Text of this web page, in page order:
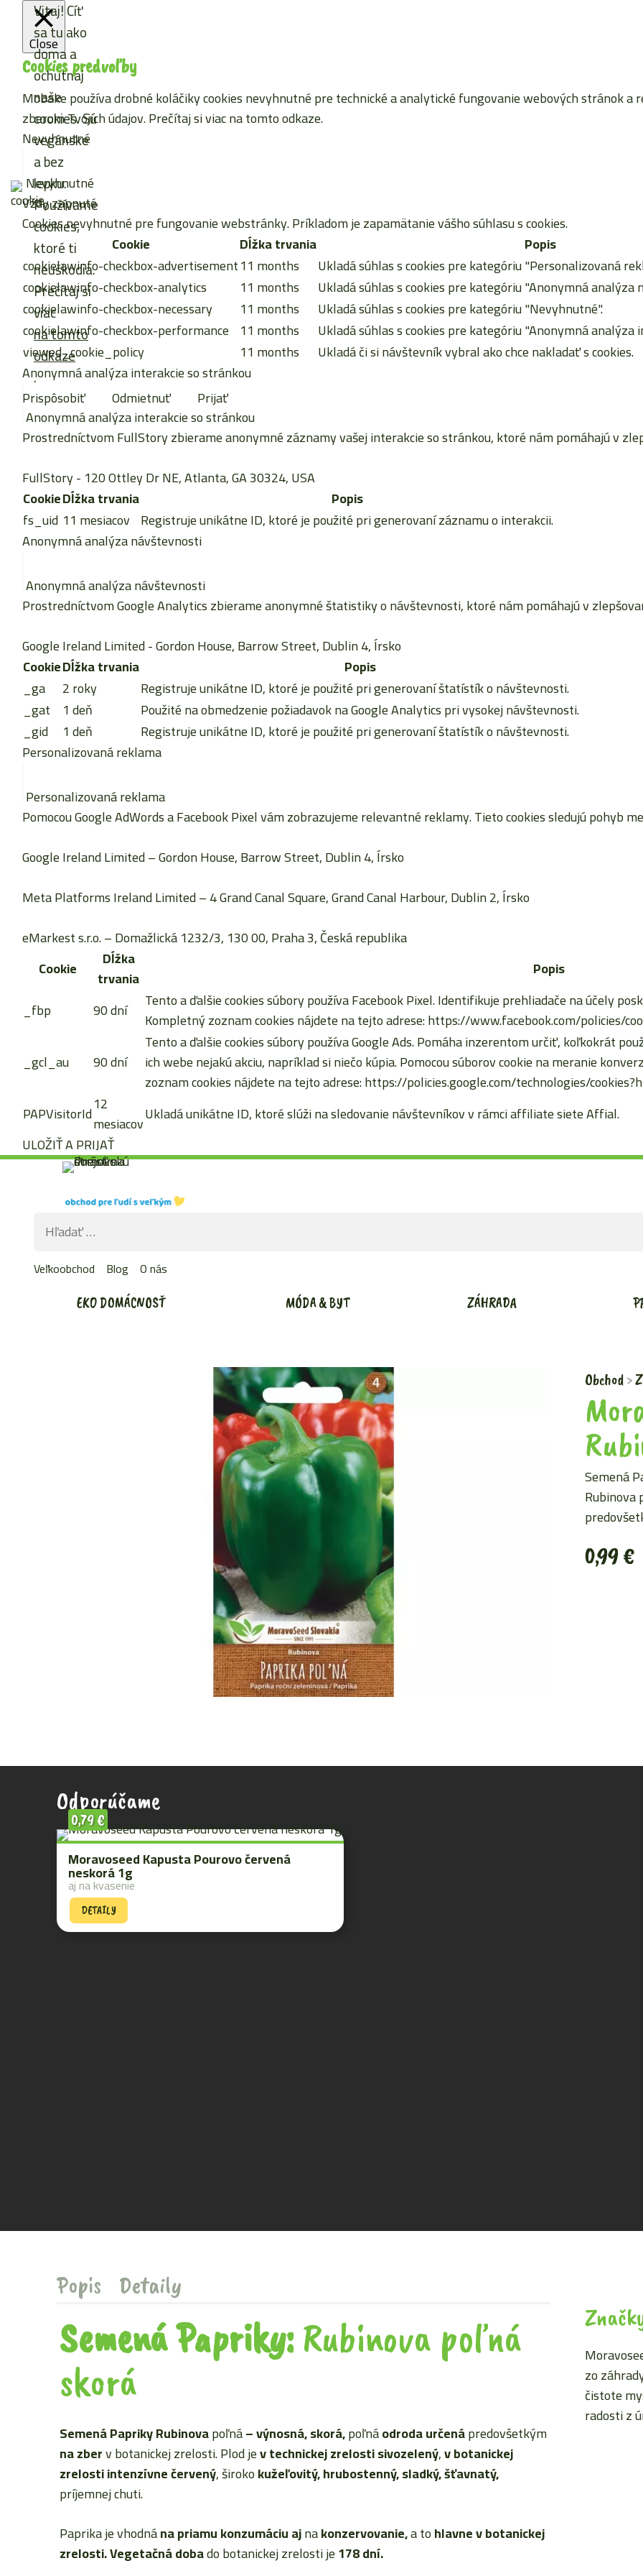
Preskočiť
EKO DOMÁCNOSŤ MÓDA & BYT ZÁHRADA
Veľkoobchod Blog O nás
Hľadať:
Obchod
Semená
Rubinova
0,99€
Popis Detaily
Semená Papriky:Rubinova poľná
skorá
Semená Papriky Rubinovapoľná–výnosná, skorá,poľnáodroda určenápredovšetkým
na zberv botanickej zrelosti. Plod jev technickej zrelosti sivozelený,v botanickej
zrelosti intenzívne červený, širokokužeľovitý, hrubostenný, sladký, šťavnatý,
príjemnej chuti.
Paprika je vhodnána priamu konzumáciu ajnakonzervovanie,a tohlavnev botanickej
zrelosti. Vegetačná dobado botanickej zrelosti je178 dní.
zo
čistote
radosti z
Odporúčame
Moravoseed Kapusta Pourovo červená
neskorá 1g
0,79€
aj na kvasenie
DETAILY
Vitaj! Cíť
sa tu ako
doma a
ochutnaj
naše
cookies. Sú
vegánske
a bez
lepku.
Používame
cookies,
ktoré ti
neuškodia.
Prečítaj si
viac
na tomto
odkaze
.
Prispôsobiť Odmietnuť Prijať
Close
Cookies predvoľby
Mobake používa drobné koláčiky cookies nevyhnutné pre technické a analytické fungovanie webových stránok
zberom Tvojich údajov. Prečítaj si viacna tomto odkaze.
Nevyhnutné
Nevyhnutné
Vždy zapnuté
Cookies nevyhnutné pre fungovanie webstránky. Príkladom je zapamätanie vášho súhlasu s cookies.
Cookie
Dĺžka trvania
Popis
cookielawinfo-checkbox-advertisement11 months
Ukladá súhlas s cookies pre kategóriu "Personalizovaná
cookielawinfo-checkbox-analytics
11 months
Ukladá súhlas s cookies pre kategóriu "Anonymná analýza
cookielawinfo-checkbox-necessary
11 months
Ukladá súhlas s cookies pre kategóriu "Nevyhnutné".
cookielawinfo-checkbox-performance 11 months
Ukladá súhlas s cookies pre kategóriu "Anonymná analýza
viewed_cookie_policy
11 months
Ukladá či si návštevník vybral ako chce nakladať s cookies.
Anonymná analýza interakcie so stránkou
Anonymná analýza interakcie so stránkou
Prostredníctvom FullStory zbierame anonymné záznamy vašej interakcie so stránkou, ktoré nám pomáhajú v
FullStory- 120 Ottley Dr NE, Atlanta, GA 30324, USA
CookieDĺžka trvania
Popis
fs_uid 11 mesiacov Registruje unikátne ID, ktoré je použité pri generovaní záznamu o interakcii.
Anonymná analýza návštevnosti
Anonymná analýza návštevnosti
Prostredníctvom Google Analytics zbierame anonymné štatistiky o návštevnosti, ktoré nám pomáhajú v
Google Ireland Limited- Gordon House, Barrow Street, Dublin 4, Írsko
CookieDĺžka trvania
Popis
_ga
2 roky
Registruje unikátne ID, ktoré je použité pri generovaní štatístík o návštevnosti.
_gat
1 deň
Použité na obmedzenie požiadavok na Google Analytics pri vysokej návštevnosti.
_gid
1 deň
Registruje unikátne ID, ktoré je použité pri generovaní štatístík o návštevnosti.
Personalizovaná reklama
Personalizovaná reklama
Pomocou Google AdWords a Facebook Pixel vám zobrazujeme relevantné reklamy. Tieto cookies sledujú pohyb
Google Ireland Limited– Gordon House, Barrow Street, Dublin 4, Írsko
Meta Platforms Ireland Limited– 4 Grand Canal Square, Grand Canal Harbour, Dublin 2, Írsko
eMarkest s.r.o.– Domažlická 1232/3, 130 00, Praha 3, Česká republika
Cookie
Dĺžka
trvania
Popis
_fbp
90 dní
Tento a ďalšie cookies súbory používa Facebook Pixel. Identifikuje prehliadače na účely
Kompletný zoznam cookies nájdete na tejto adrese: https://www.facebook.com/policies/
_gcl_au
90 dní
Tento a ďalšie cookies súbory používa Google Ads. Pomáha inzerentom určiť, koľkokrát
ich webe nejakú akciu, napríklad si niečo kúpia. Pomocou súborov cookie na meranie
zoznam cookies nájdete na tejto adrese: https://policies.google.com/technologies/
PAPVisitorId12
mesiacovUkladá unikátne ID, ktoré slúži na sledovanie návštevníkov v rámci affiliate siete Affial.
ULOŽIŤ A PRIJAŤ